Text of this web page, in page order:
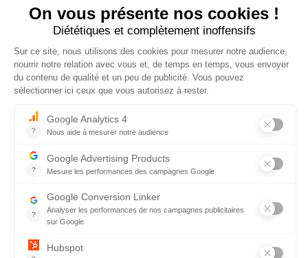
A propos
Demander une démo
Nous rejoindre
Page presse
Inscrivez-vous
Recevez l’actualité RSE, nos astuces et tous nos
conseils pour améliorer votre impact !
Je m’inscris à la newsletter !